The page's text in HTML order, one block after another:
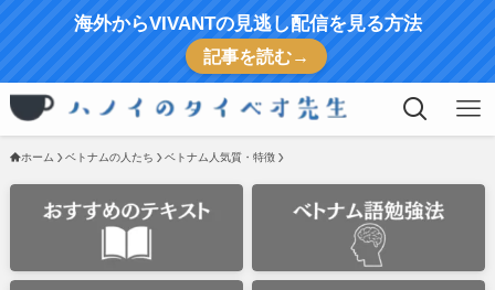
海外からVIVANTの見逃し配信を見る方法
記事を読む→
ホーム ベトナムの人たち ベトナム人気質・特徴